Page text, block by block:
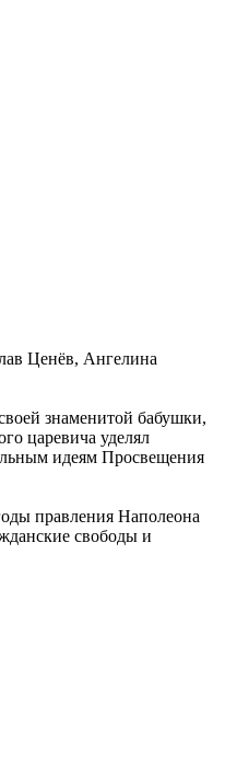
Ценёв, Ангелина
знаменитой бабушки,
царевича уделял
идеям Просвещения
правления Наполеона
свободы и